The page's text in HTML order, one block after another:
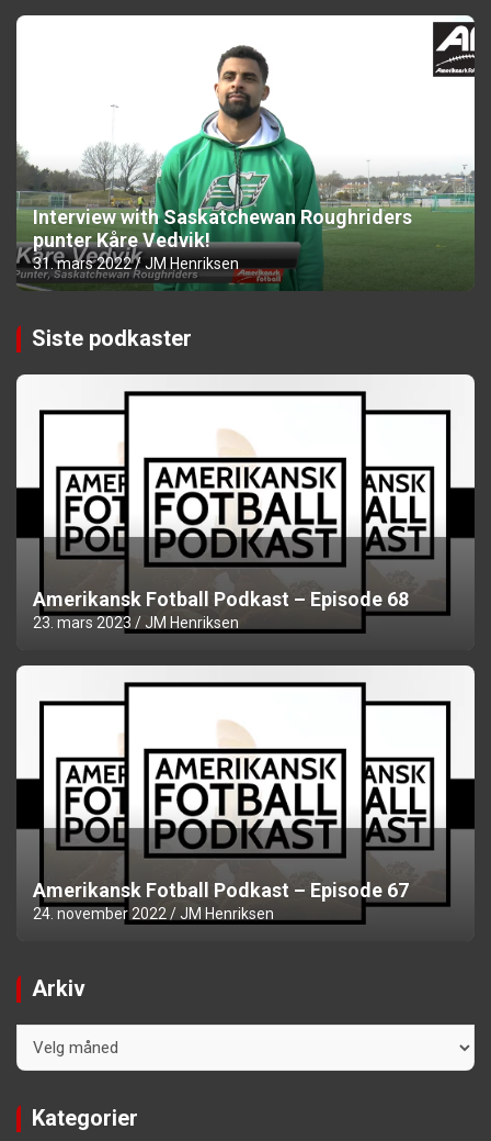
Interview with Saskatchewan Roughriders
punter Kåre Vedvik!
31. mars 2022 JM Henriksen
Siste podkaster
Amerikansk Fotball Podkast – Episode 68
23. mars 2023 JM Henriksen
Amerikansk Fotball Podkast – Episode 67
24. november 2022 JM Henriksen
Arkiv
Kategorier